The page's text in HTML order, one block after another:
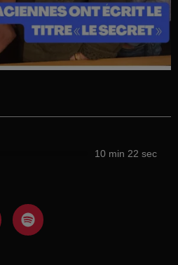
10 min 22 sec